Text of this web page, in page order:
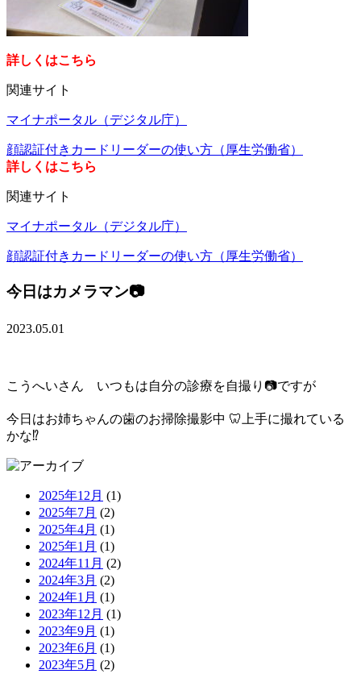
詳しくはこちら
関連サイト
マイナポータル（デジタル庁）
顔認証付きカードリーダーの使い方（厚生労働省）
詳しくはこちら
関連サイト
マイナポータル（デジタル庁）
顔認証付きカードリーダーの使い方（厚生労働省）
今日はカメラマン📷
2023.05.01
こうへいさん いつもは自分の診療を自撮り📷ですが
今日はお姉ちゃんの歯のお掃除撮影中 🦷上手に撮れている
かな⁉
2025年12月 (1)
2025年7月 (2)
2025年4月 (1)
2025年1月 (1)
2024年11月 (2)
2024年3月 (2)
2024年1月 (1)
2023年12月 (1)
2023年9月 (1)
2023年6月 (1)
2023年5月 (2)